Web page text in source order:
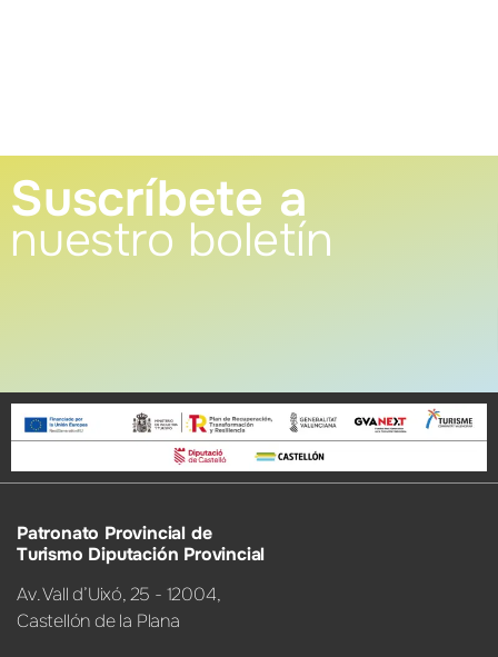
Suscríbete a
nuestro boletín
Patronato Provincial de
Turismo Diputación Provincial
Av. Vall d’Uixó, 25 - 12004,
Castellón de la Plana